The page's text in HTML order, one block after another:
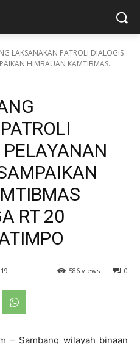
LAKSANAKAN PATROLI DIALOGIS
HIMBAUAN KAMTIBMAS...
PELAYANAN
RT 20
0
586 views
– Sambang wilayah binaan